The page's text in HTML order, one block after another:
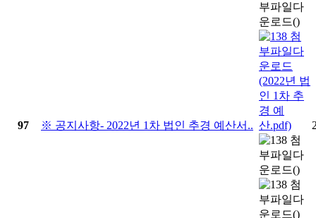
97 ※ 공지사항- 2022년 1차 법인 추경 예산서..